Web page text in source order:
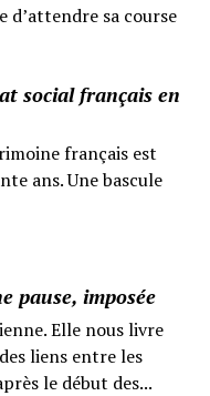
d’attendre sa course
social français en
français est
ans. Une bascule
pause, imposée
Elle nous livre
liens entre les
le début des...